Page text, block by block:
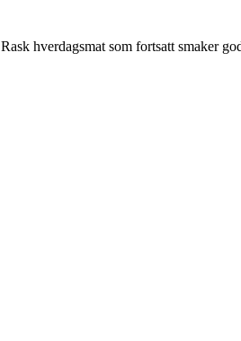
Rask hverdagsmat som fortsatt smaker